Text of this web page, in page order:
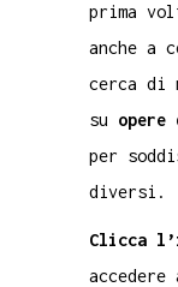
prima
anche a
cerca di
su opere
per
diversi.
Clicca